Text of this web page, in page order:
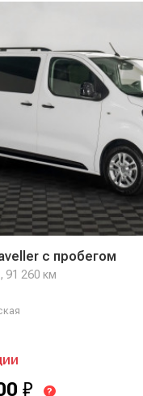
с пробегом
91 260 км
₽ ?